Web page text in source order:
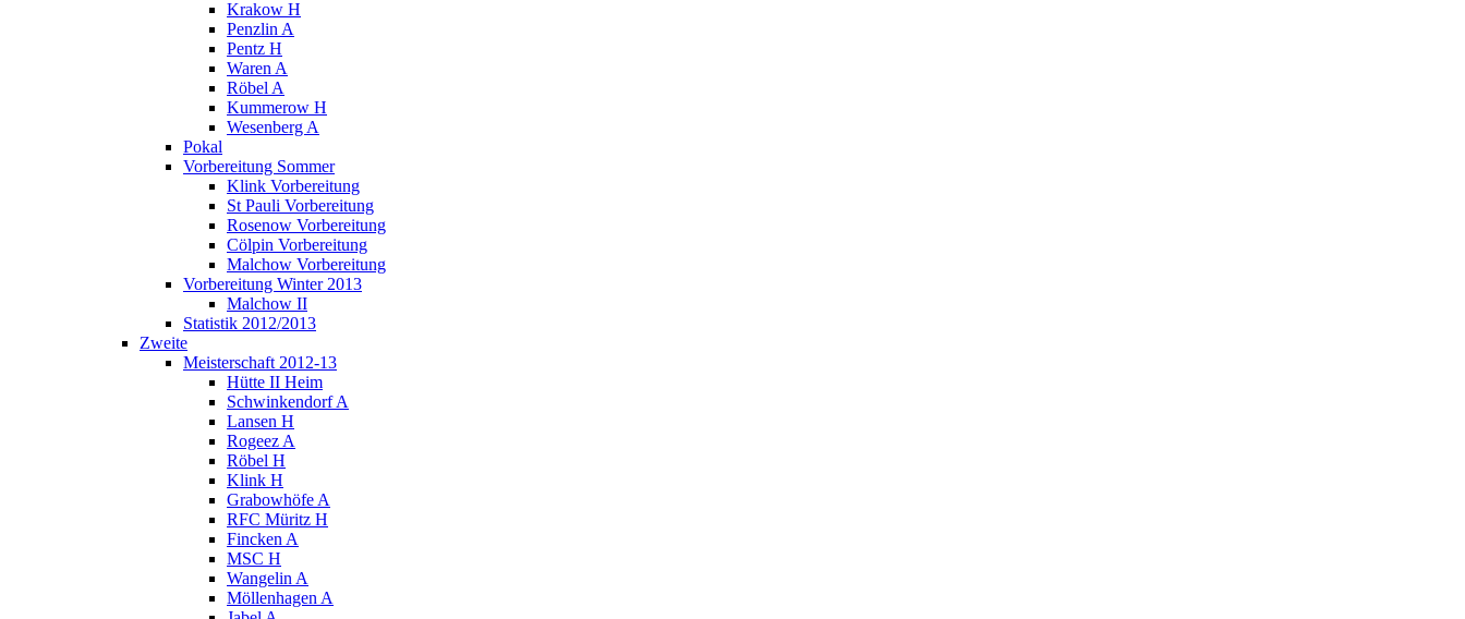
Krakow H
Penzlin A
Pentz H
Waren A
Röbel A
Kummerow H
Wesenberg A
Pokal
Vorbereitung Sommer
Klink Vorbereitung
St Pauli Vorbereitung
Rosenow Vorbereitung
Cölpin Vorbereitung
Malchow Vorbereitung
Vorbereitung Winter 2013
Malchow II
Statistik 2012/2013
Zweite
Meisterschaft 2012-13
Hütte II Heim
Schwinkendorf A
Lansen H
Rogeez A
Röbel H
Klink H
Grabowhöfe A
RFC Müritz H
Fincken A
MSC H
Wangelin A
Möllenhagen A